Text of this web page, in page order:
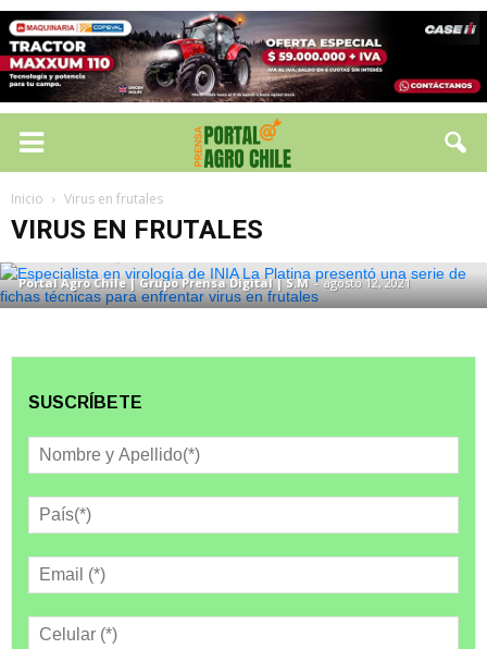
Inicio Virus en frutales
VIRUS EN FRUTALES
Especialista en virología de INIA La
Platina presentó una serie de fichas
Portal Agro Chile | Grupo Prensa Digital | S.M - agosto 12, 2021
SUSCRÍBETE